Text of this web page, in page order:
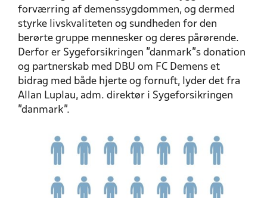
forværring af demenssygdommen, og dermed
styrke livskvaliteten og sundheden for den
berørte gruppe mennesker og deres pårørende.
Derfor er Sygeforsikringen "danmark"s donation
og partnerskab med DBU om FC Demens et
bidrag med både hjerte og fornuft, lyder det fra
Allan Luplau, adm. direktør i Sygeforsikringen
"danmark".